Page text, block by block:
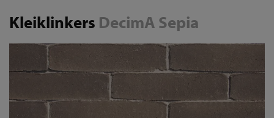
Kleiklinkers DecimA Sepia